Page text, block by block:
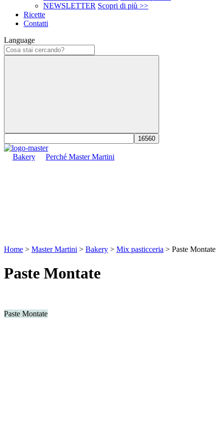
NEWSLETTER Scopri di più >>
Ricette
Contatti
Language
Bakery Perché Master Martini
Home > Master Martini > Bakery > Mix pasticceria > Paste Montate
Paste Montate
Paste Montate